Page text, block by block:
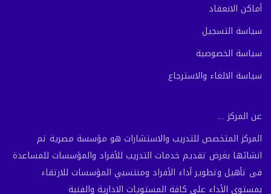
أماكن الانعقاد
سياسة التسجيل
سياسة الخصوصية
سياسة الالغاء والاسترجاع
عن المركز ...
المركز المتخصص للتدريب والاستشارات هو مؤسسة مصرية تم
انشائها بغرض تقديم خدمات التدريب للأفراد والمؤسسات للمساعدة
فى تأهيل وتطوير أداء الأفراد ومنتسبي المؤسسات للارتقاء
بمستوى الأداء على كافة المستويات الادارية والفنية